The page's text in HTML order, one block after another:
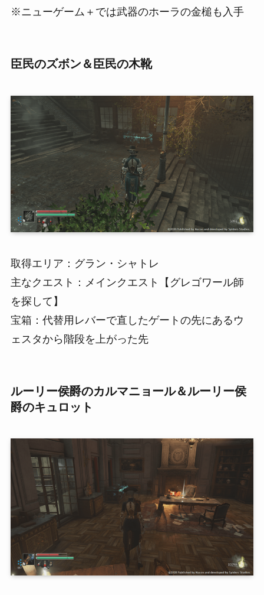
※ニューゲーム＋では武器のホーラの金槌も入手
臣民のズボン＆臣民の木靴
取得エリア：グラン・シャトレ
主なクエスト：メインクエスト【グレゴワール師
を探して】
宝箱：代替用レバーで直したゲートの先にあるウ
ェスタから階段を上がった先
ルーリー侯爵のカルマニョール＆ルーリー侯
爵のキュロット